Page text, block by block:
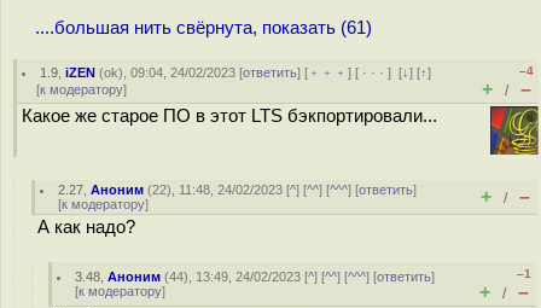
....большая нить свёрнута, показать (61)
1.9 ,iZEN (ok), 09:04, 24/02/2023 [ответить] [ ﹢﹢﹢] [ · · ·][↓] [↑]
[к модератору]
–4
+ / –
Какое же старое ПО в этот LTS бэкпортировали...
2.27 ,Аноним (22), 11:48, 24/02/2023 [^] [^^] [^^^] [ответить]
[к модератору] + / –
А как надо?
3.48 ,Аноним (44), 13:49, 24/02/2023 [^] [^^] [^^^] [ответить]
[к модератору]
–1
+ / –